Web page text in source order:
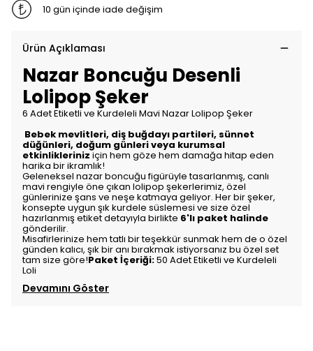
10 gün içinde iade değişim
Ürün Açıklaması
Nazar Boncuğu Desenli
Lolipop Şeker
6 Adet Etiketli ve Kurdeleli Mavi Nazar Lolipop Şeker
Bebek mevlitleri, diş buğdayı partileri, sünnet
düğünleri, doğum günleri veya kurumsal
etkinlikleriniziçin hem göze hem damağa hitap eden
harika bir ikramlık!
Geleneksel nazar boncuğu figürüyle tasarlanmış, canlı
mavi rengiyle öne çıkan lolipop şekerlerimiz, özel
günlerinize şans ve neşe katmaya geliyor. Her bir şeker,
konsepte uygun şık kurdele süslemesi ve size özel
hazırlanmış etiket detayıyla birlikte 6'lı paket halinde
gönderilir.
Misafirlerinize hem tatlı bir teşekkür sunmak hem de o özel
günden kalıcı, şık bir anı bırakmak istiyorsanız bu özel set
tam size göre!Paket İçeriği:50 Adet Etiketli ve Kurdeleli
Loli
Devamını Göster